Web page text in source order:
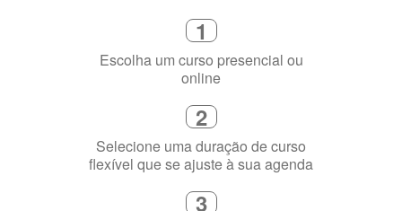
Escolha um curso presencial ou
online
2
Selecione uma duração de curso
flexível que se ajuste à sua agenda
3
Diga-nos exatamente por que você